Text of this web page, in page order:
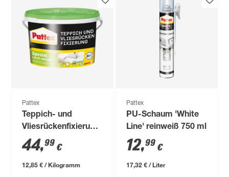
Pattex
Teppich- und
Vliesrückenfixierung
'Spezial' 3,5 kg
44,99 €
12,85 € / Kilogramm
Pattex
PU-Schaum 'White
Line' reinweiß 750 ml
12,99 €
17,32 € / Liter